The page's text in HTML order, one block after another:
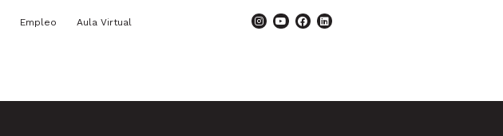
Empleo Aula Virtual